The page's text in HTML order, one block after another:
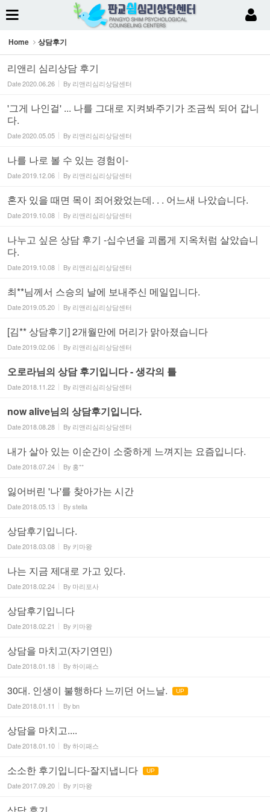
Home 상담후기
리앤리 심리상담 후기
Date2020.06.26 By 리앤리심리상담센터
'그게 나인걸' ... 나를 그대로 지켜봐주기가 조금씩 되어 갑니
다.
Date2020.05.05 By 리앤리심리상담센터
나를 나로 볼 수 있는 경험이-
Date2019.12.06 By 리앤리심리상담센터
혼자 있을 때면 목이 죄어왔었는데. . . 어느새 나았습니다.
Date2019.10.08 By 리앤리심리상담센터
나누고 싶은 상담 후기 -십수년을 괴롭게 지옥처럼 살았습니
다.
Date2019.10.08 By 리앤리심리상담센터
최**님께서 스승의 날에 보내주신 메일입니다.
Date2019.05.20 By 리앤리심리상담센터
[김** 상담후기] 2개월만에 머리가 맑아졌습니다
Date2019.02.06 By 리앤리심리상담센터
오로라님의 상담 후기입니다 - 생각의 틀
Date2018.11.22 By 리앤리심리상담센터
now alive님의 상담후기입니다.
Date2018.08.28 By 리앤리심리상담센터
내가 살아 있는 이순간이 소중하게 느껴지는 요즘입니다.
Date2018.07.24 By 홍**
잃어버린 '나'를 찾아가는 시간
Date2018.05.13 Bystella
상담후기입니다.
Date2018.03.08 By 키마왕
나는 지금 제대로 가고 있다.
Date2018.02.24 By 마리포사
상담후기입니다
Date2018.02.21 By 키마왕
상담을 마치고(자기연민)
Date2018.01.18 By하이패스
30대. 인생이 불행하다 느끼던 어느날. UP
Date2018.01.11 Bybn
상담을 마치고....
Date2018.01.10 By하이패스
소소한 후기입니다-잘지냅니다 UP
Date2017.09.20 By 키마왕
Sketchbook5, 스케치북5
Sketchbook5, 스케치북5